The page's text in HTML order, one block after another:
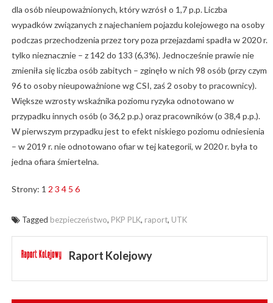
dla osób nieupoważnionych, który wzrósł o 1,7 p.p. Liczba
wypadków związanych z najechaniem pojazdu kolejowego na osoby
podczas przechodzenia przez tory poza przejazdami spadła w 2020 r.
tylko nieznacznie – z 142 do 133 (6,3%). Jednocześnie prawie nie
zmieniła się liczba osób zabitych – zginęło w nich 98 osób (przy czym
96 to osoby nieupoważnione wg CSI, zaś 2 osoby to pracownicy).
Większe wzrosty wskaźnika poziomu ryzyka odnotowano w
przypadku innych osób (o 36,2 p.p.) oraz pracowników (o 38,4 p.p.).
W pierwszym przypadku jest to efekt niskiego poziomu odniesienia
– w 2019 r. nie odnotowano ofiar w tej kategorii, w 2020 r. była to
jedna ofiara śmiertelna.
Strony: 1 2 3 4 5 6
Tagged bezpieczeństwo, PKP PLK, raport, UTK
Raport Kolejowy